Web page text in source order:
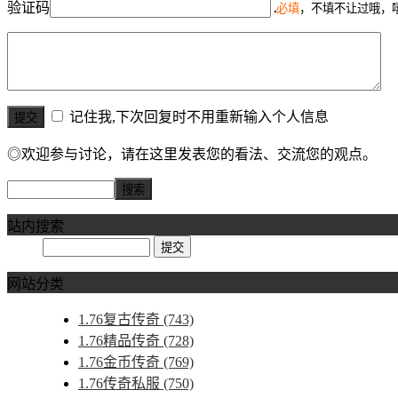
验证码 必填，不填不让过哦，
记住我,下次回复时不用重新输入个人信息
◎欢迎参与讨论，请在这里发表您的看法、交流您的观点。
站内搜索
网站分类
1.76复古传奇 (743)
1.76精品传奇 (728)
1.76金币传奇 (769)
1.76传奇私服 (750)